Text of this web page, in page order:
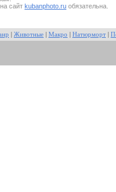
сайт kubanphoto.ru обязательна.
Животные Макро Натюрморт